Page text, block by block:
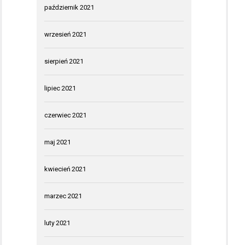
październik 2021
wrzesień 2021
sierpień 2021
lipiec 2021
czerwiec 2021
maj 2021
kwiecień 2021
marzec 2021
luty 2021